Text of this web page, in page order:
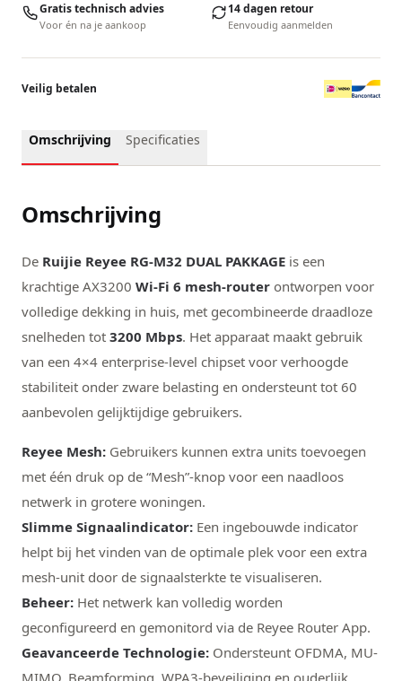
Gratis technisch advies
Voor én na je aankoop
14 dagen retour
Eenvoudig aanmelden
Veilig betalen
Omschrijving Specificaties
Omschrijving
De Ruijie Reyee RG-M32 DUAL PAKKAGE is een
krachtige AX3200 Wi-Fi 6 mesh-router ontworpen voor
volledige dekking in huis, met gecombineerde draadloze
snelheden tot 3200 Mbps. Het apparaat maakt gebruik
van een 4×4 enterprise-level chipset voor verhoogde
stabiliteit onder zware belasting en ondersteunt tot 60
aanbevolen gelijktijdige gebruikers.
Reyee Mesh: Gebruikers kunnen extra units toevoegen
met één druk op de “Mesh”-knop voor een naadloos
netwerk in grotere woningen.
Slimme Signaalindicator: Een ingebouwde indicator
helpt bij het vinden van de optimale plek voor een extra
mesh-unit door de signaalsterkte te visualiseren.
Beheer: Het netwerk kan volledig worden
geconfigureerd en gemonitord via de Reyee Router App.
Geavanceerde Technologie: Ondersteunt OFDMA, MU-
MIMO, Beamforming, WPA3-beveiliging en ouderlijk